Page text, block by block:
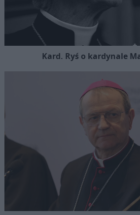
Kard. Ryś o kardynale